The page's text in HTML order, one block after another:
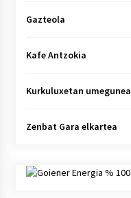
Gazteola
Kafe Antzokia
Kurkuluxetan umegunea
Zenbat Gara elkartea